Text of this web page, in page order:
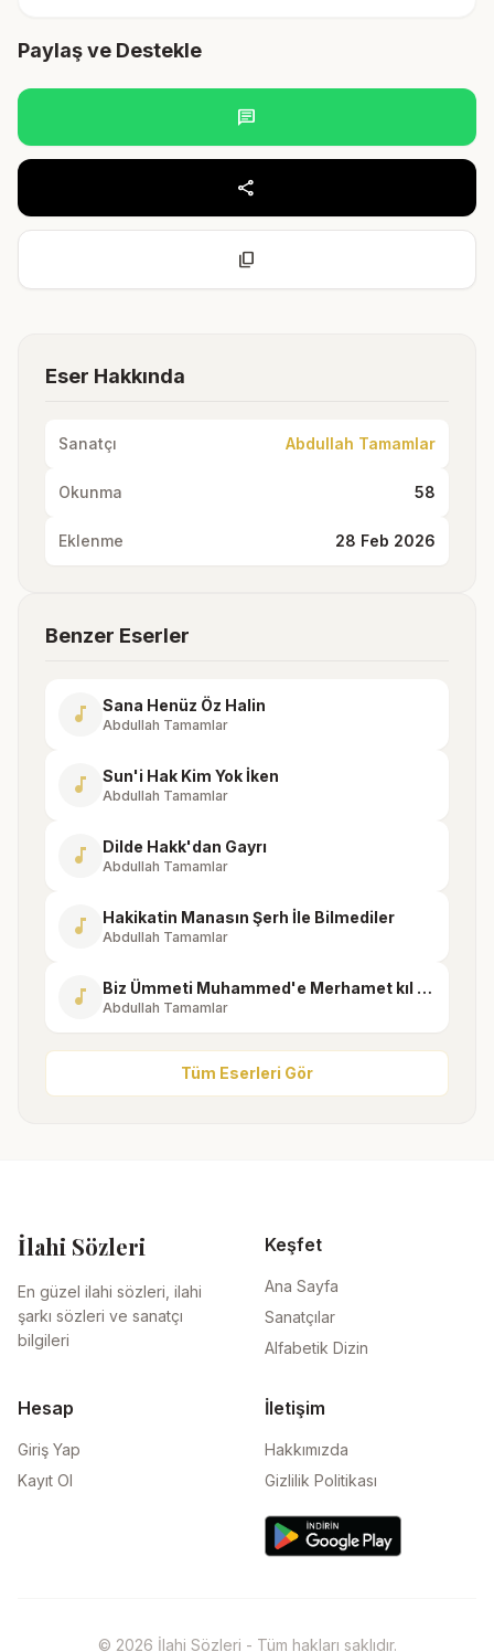
Paylaş ve Destekle
chat
share
content_copy
Eser Hakkında
Sanatçı Abdullah Tamamlar
Okunma 58
Eklenme 28 Feb 2026
Benzer Eserler
music_note Sana Henüz Öz Halin
Abdullah Tamamlar
music_note Sun'i Hak Kim Yok İken
Abdullah Tamamlar
music_note Dilde Hakk'dan Gayrı
Abdullah Tamamlar
music_note Hakikatin Manasın Şerh İle Bilmediler
Abdullah Tamamlar
music_note Biz Ümmeti Muhammed'e Merhamet kıl Ya Rabbena
Abdullah Tamamlar
Tüm Eserleri Gör
İlahi Sözleri
En güzel ilahi sözleri, ilahi
şarkı sözleri ve sanatçı
bilgileri
Keşfet
Ana Sayfa
Sanatçılar
Alfabetik Dizin
Hesap
Giriş Yap
Kayıt Ol
İletişim
Hakkımızda
Gizlilik Politikası
© 2026 İlahi Sözleri - Tüm hakları saklıdır.